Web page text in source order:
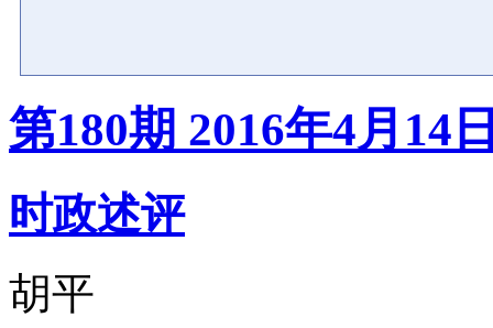
第180期 2016年4月14
时政述评
胡平